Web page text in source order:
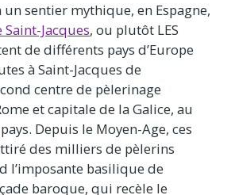
un sentier mythique, en Espagne,
Saint-Jacques, ou plutôt LES
de différents pays d’Europe
à Saint-Jacques de
centre de pèlerinage
et capitale de la Galice, au
Depuis le Moyen-Age, ces
des milliers de pèlerins
l’imposante basilique de
baroque, qui recèle le